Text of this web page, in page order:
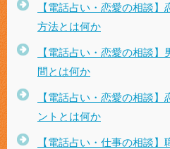
【電話占い・恋愛の相談
方法とは何か
【電話占い・恋愛の相談
間とは何か
【電話占い・恋愛の相談
ントとは何か
【電話占い・仕事の相談